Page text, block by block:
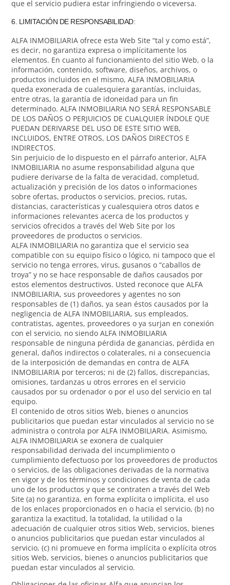
que el servicio pudiera estar infringiendo o viceversa.
6. LIMITACIÓN DE RESPONSABILIDAD:
ALFA INMOBILIARIA ofrece esta Web Site “tal y como está”,
es decir, no garantiza expresa o implícitamente los
elementos. En cuanto al funcionamiento del sitio Web, o la
información, contenido, software, diseños, archivos, o
productos incluidos en el mismo, ALFA INMOBILIARIA
queda exonerada de cualesquiera garantías, incluidas,
entre otras, la garantía de idoneidad para un fin
determinado. ALFA INMOBILIARIA NO SERÁ RESPONSABLE
DE LOS DAÑOS O PERJUICIOS DE CUALQUIER ÍNDOLE QUE
PUEDAN DERIVARSE DEL USO DE ESTE SITIO WEB,
INCLUIDOS, ENTRE OTROS, LOS DAÑOS DIRECTOS E
INDIRECTOS.
Sin perjuicio de lo dispuesto en el párrafo anterior, ALFA
INMOBILIARIA no asume responsabilidad alguna que
pudiere derivarse de la falta de veracidad, completud,
actualización y precisión de los datos o informaciones
sobre ofertas, productos o servicios, precios, rutas,
distancias, características y cualesquiera otros datos e
informaciones relevantes acerca de los productos y
servicios ofrecidos a través del Web Site por los
proveedores de productos o servicios.
ALFA INMOBILIARIA no garantiza que el servicio sea
compatible con su equipo físico o lógico, ni tampoco que el
servicio no tenga errores, virus, gusanos o “caballos de
troya” y no se hace responsable de daños causados por
estos elementos destructivos. Usted reconoce que ALFA
INMOBILIARIA, sus proveedores y agentes no son
responsables de (1) daños, ya sean éstos causados por la
negligencia de ALFA INMOBILIARIA, sus empleados,
contratistas, agentes, proveedores o ya surjan en conexión
con el servicio, no siendo ALFA INMOBILIARIA
responsable de ninguna pérdida de ganancias, pérdida en
general, daños indirectos o colaterales, ni a consecuencia
de la interposición de demandas en contra de ALFA
INMOBILIARIA por terceros; ni de (2) fallos, discrepancias,
omisiones, tardanzas u otros errores en el servicio
causados por su ordenador o por el uso del servicio en tal
equipo.
El contenido de otros sitios Web, bienes o anuncios
publicitarios que puedan estar vinculados al servicio no se
administra o controla por ALFA INMOBILIARIA. Asimismo,
ALFA INMOBILIARIA se exonera de cualquier
responsabilidad derivada del incumplimiento o
cumplimiento defectuoso por los proveedores de productos
o servicios, de las obligaciones derivadas de la normativa
en vigor y de los términos y condiciones de venta de cada
uno de los productos y que se contraten a través del Web
Site (a) no garantiza, en forma explícita o implícita, el uso
de los enlaces proporcionados en o hacia el servicio, (b) no
garantiza la exactitud, la totalidad, la utilidad o la
adecuación de cualquier otros sitios Web, servicios, bienes
o anuncios publicitarios que puedan estar vinculados al
servicio, (c) ni promueve en forma implícita o explícita otros
sitios Web, servicios, bienes o anuncios publicitarios que
puedan estar vinculados al servicio.